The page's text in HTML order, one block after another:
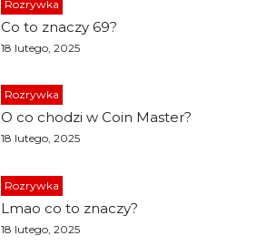
Rozrywka
Co to znaczy 69?
18 lutego, 2025
Rozrywka
O co chodzi w Coin Master?
18 lutego, 2025
Rozrywka
Lmao co to znaczy?
18 lutego, 2025